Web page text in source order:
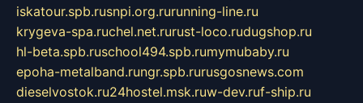
iskatour.spb.rusnpi.org.rurunning-line.ru
krygeva-spa.ruchel.net.rurust-loco.rudugshop.ru
hl-beta.spb.ruschool494.spb.rumymubaby.ru
epoha-metalband.rungr.spb.rurusgosnews.com
dieselvostok.ru24hostel.msk.ruw-dev.ruf-ship.ru